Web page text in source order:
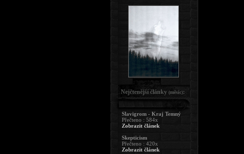
Nejčtenější články (měsíc):
Slavigrom - Kraj Temný
Přečteno : 584x
Zobrazit článek
Skepticism
Přečteno : 420x
Zobrazit článek